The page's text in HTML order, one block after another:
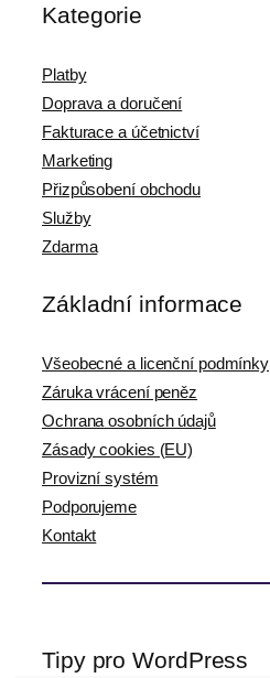
Kategorie
Platby
Doprava a doručení
Fakturace a účetnictví
Marketing
Přizpůsobení obchodu
Služby
Zdarma
Základní informace
Všeobecné a licenční podmínky
Záruka vrácení peněz
Ochrana osobních údajů
Zásady cookies (EU)
Provizní systém
Podporujeme
Kontakt
Tipy pro WordPress